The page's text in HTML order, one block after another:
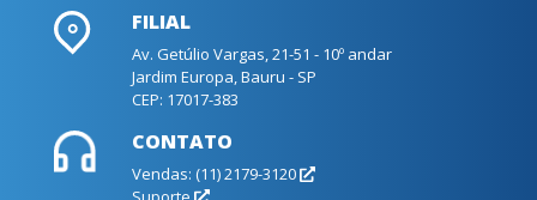
FILIAL
Av. Getúlio Vargas, 21-51 - 10º andar
Jardim Europa, Bauru - SP
CEP: 17017-383
CONTATO
Vendas: (11) 2179-3120